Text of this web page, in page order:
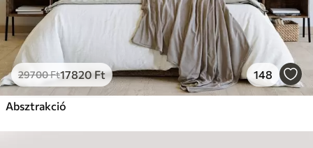
29700Ft17820Ft 148
Absztrakció